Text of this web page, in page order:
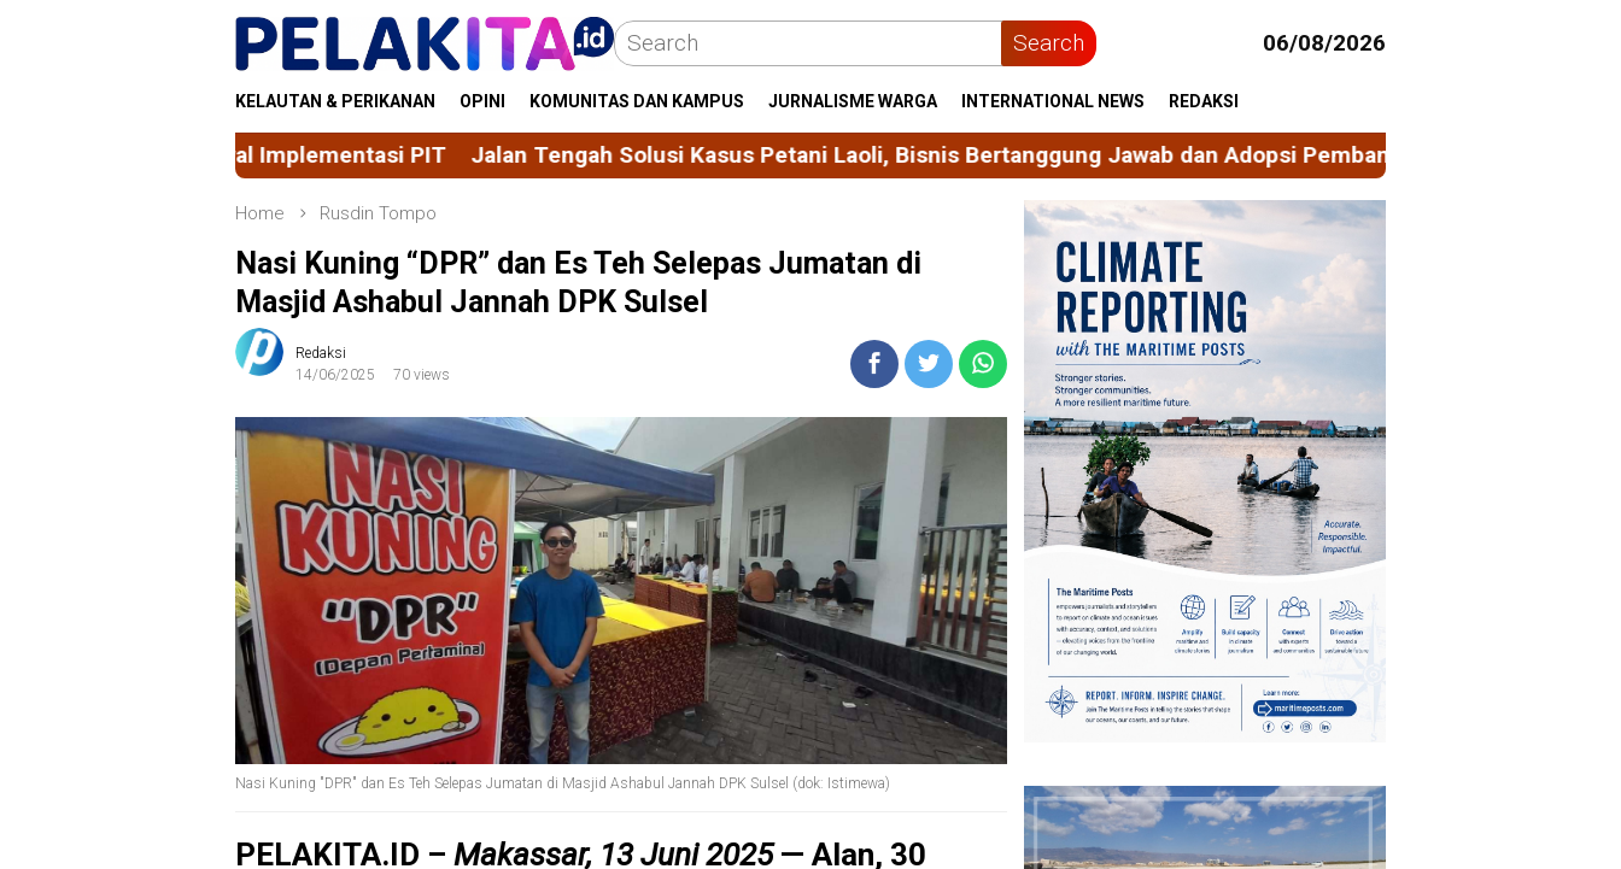
Skip
Search 06/08/2026
KELAUTAN & PERIKANAN OPINI KOMUNITAS DAN KAMPUS JURNALISME WARGA INTERNATIONAL NEWS REDAKSI
Implementasi PIT Jalan Tengah Solusi Kasus Petani Laoli, Bisnis Bertanggung Jawab dan Adopsi Pembangunan Berkelanjutan
Home Rusdin Tompo
Nasi Kuning “DPR” dan Es Teh Selepas Jumatan di
Masjid Ashabul Jannah DPK Sulsel
Redaksi
14/06/2025
70 views
Nasi Kuning "DPR" dan Es Teh Selepas Jumatan di Masjid Ashabul Jannah DPK Sulsel (dok: Istimewa)
PELAKITA.ID – Makassar, 13 Juni 2025— Alan, 30